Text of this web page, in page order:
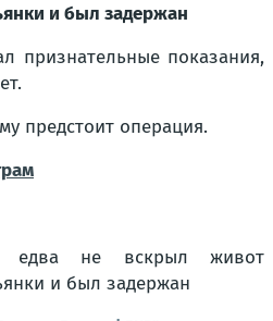
и был задержан
признательные показания,
предстоит операция.